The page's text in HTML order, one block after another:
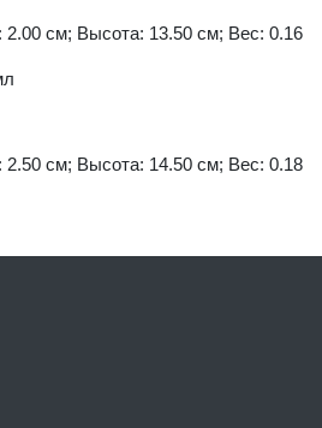
см; Высота: 13.50 см; Вес: 0.16
см; Высота: 14.50 см; Вес: 0.18